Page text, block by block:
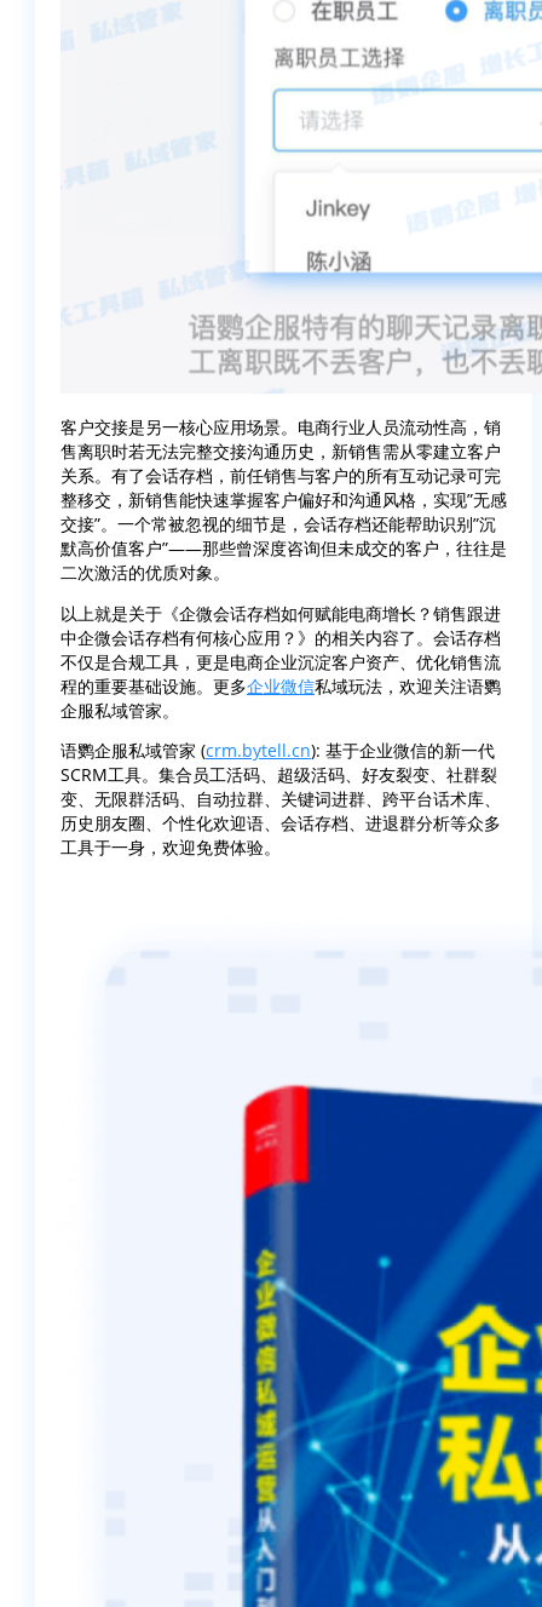
客户交接是另一核心应用场景。电商行业人员流动性高，销
售离职时若无法完整交接沟通历史，新销售需从零建立客户
关系。有了会话存档，前任销售与客户的所有互动记录可完
整移交，新销售能快速掌握客户偏好和沟通风格，实现”无感
交接”。一个常被忽视的细节是，会话存档还能帮助识别”沉
默高价值客户”——那些曾深度咨询但未成交的客户，往往是
二次激活的优质对象。
以上就是关于《企微会话存档如何赋能电商增长？销售跟进
中企微会话存档有何核心应用？》的相关内容了。会话存档
不仅是合规工具，更是电商企业沉淀客户资产、优化销售流
程的重要基础设施。更多企业微信私域玩法，欢迎关注语鹦
企服私域管家。
语鹦企服私域管家 (crm.bytell.cn): 基于企业微信的新一代
SCRM工具。集合员工活码、超级活码、好友裂变、社群裂
变、无限群活码、自动拉群、关键词进群、跨平台话术库、
历史朋友圈、个性化欢迎语、会话存档、进退群分析等众多
工具于一身，欢迎免费体验。